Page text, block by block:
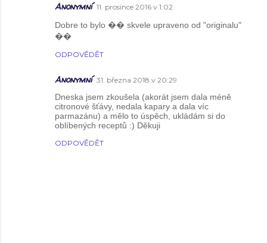
Anonymní 11. prosince 2016 v 1:02
Dobre to bylo �� skvele upraveno od "originalu"
��
ODPOVĚDĚT
Anonymní 31. března 2018 v 20:29
Dneska jsem zkoušela (akorát jsem dala méně
citronové šťávy, nedala kapary a dala víc
parmazánu) a mělo to úspěch, ukládám si do
oblíbených receptů :) Děkuji
ODPOVĚDĚT